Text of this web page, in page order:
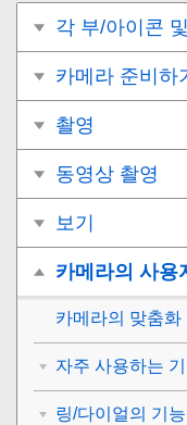
각 부/아이콘
카메라 준비하
촬영
동영상 촬영
보기
카메라의 사용
카메라의 맞춤화
자주 사용하는
링/다이얼의 기